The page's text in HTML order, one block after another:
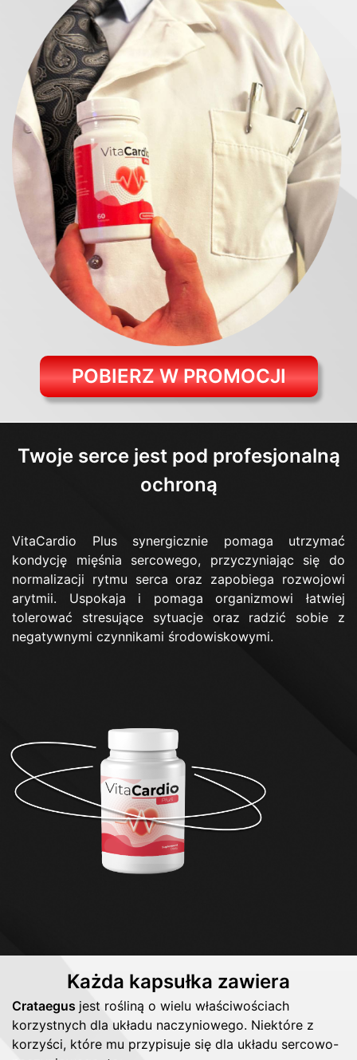
POBIERZ W PROMOCJI
Twoje serce jest pod profesjonalną
ochroną
VitaCardio Plus synergicznie pomaga utrzymać
kondycję mięśnia sercowego, przyczyniając się do
normalizacji rytmu serca oraz zapobiega rozwojowi
arytmii. Uspokaja i pomaga organizmowi łatwiej
tolerować stresujące sytuacje oraz radzić sobie z
negatywnymi czynnikami środowiskowymi.
Każda kapsułka zawiera
Crataegus jest rośliną o wielu właściwościach
korzystnych dla układu naczyniowego. Niektóre z
korzyści, które mu przypisuje się dla układu sercowo-
Cynara scolymus
Berberis vulgaris